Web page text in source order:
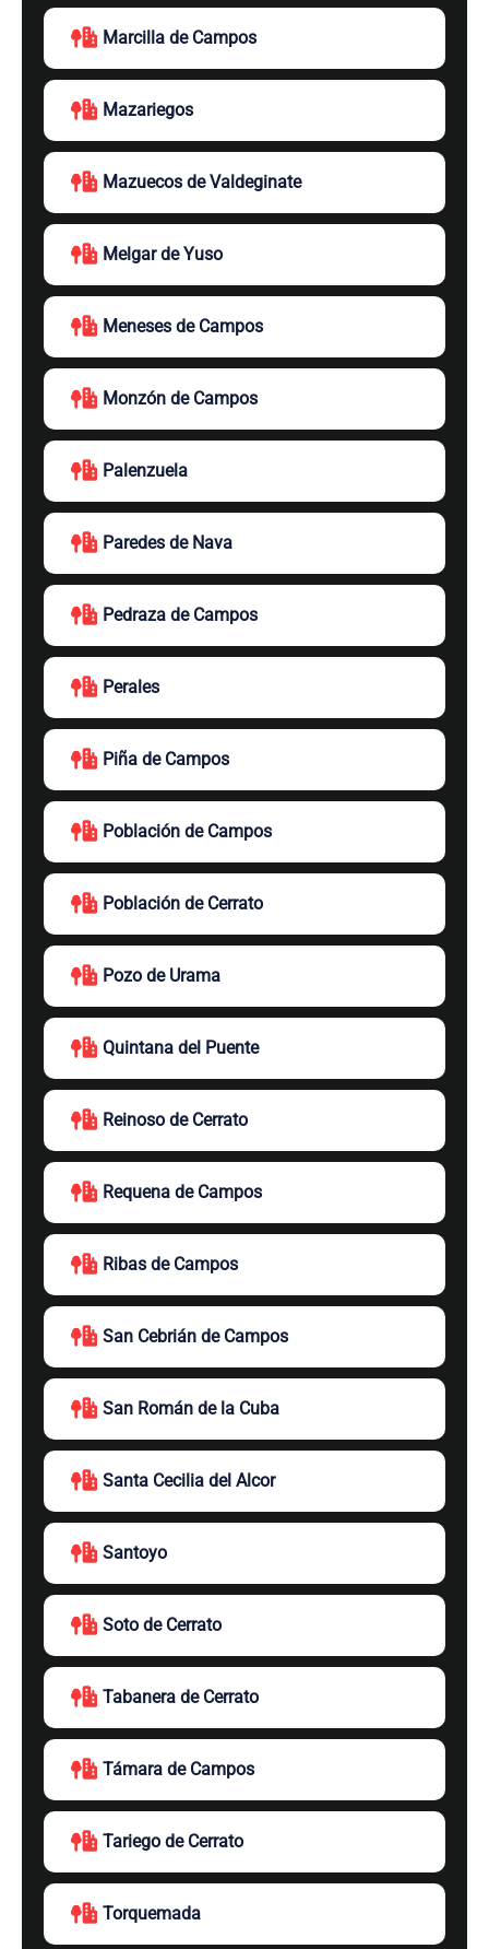
Marcilla de Campos
Mazariegos
Mazuecos de Valdeginate
Melgar de Yuso
Meneses de Campos
Monzón de Campos
Palenzuela
Paredes de Nava
Pedraza de Campos
Perales
Piña de Campos
Población de Campos
Población de Cerrato
Pozo de Urama
Quintana del Puente
Reinoso de Cerrato
Requena de Campos
Ribas de Campos
San Cebrián de Campos
San Román de la Cuba
Santa Cecilia del Alcor
Santoyo
Soto de Cerrato
Tabanera de Cerrato
Támara de Campos
Tariego de Cerrato
Torquemada